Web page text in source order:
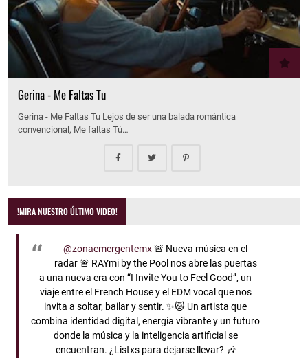
Gerina - Me Faltas Tu
Gerina - Me Faltas Tu Lejos de ser una balada romántica
convencional, Me faltas Tú…
!MIRA NUESTRO ÚLTIMO VIDEO!
@zonaemergentemx🚨 Nueva música en el
radar 🚨 RAYmi by the Pool nos abre las puertas
a una nueva era con “I Invite You to Feel Good”, un
viaje entre el French House y el EDM vocal que nos
invita a soltar, bailar y sentir. ✨🐱 Un artista que
combina identidad digital, energía vibrante y un futuro
donde la música y la inteligencia artificial se
encuentran. ¿Listxs para dejarse llevar? 🎶